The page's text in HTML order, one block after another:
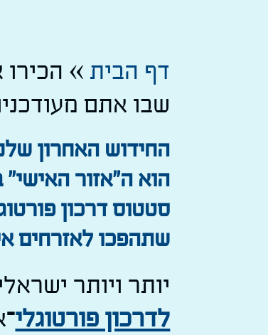
דף הבית »
שבו אתם
החידוש האחרון
הוא ה"אזור
סטטוס דרכון
שתהפכו לאזרחים
יותר ויותר
לדרכון פורטוגלי–